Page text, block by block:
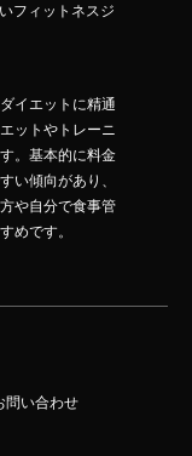
フィットネスジ
イエットに精通
ットやトレーニ
。基本的に料金
い傾向があり、
や自分で食事管
めです。
問い合わせ